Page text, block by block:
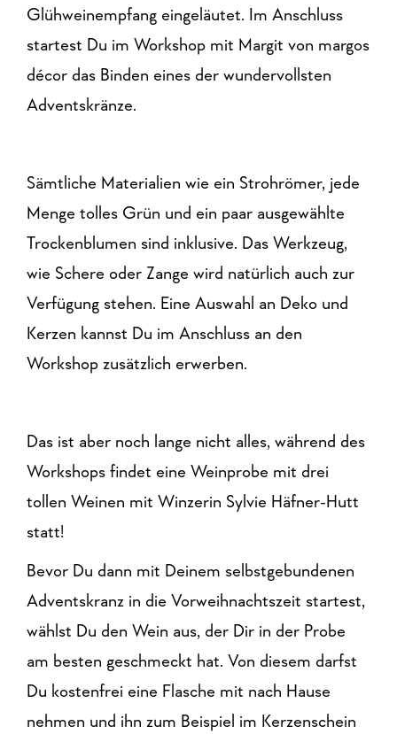
Glühweinempfang eingeläutet. Im Anschluss
startest Du im Workshop mit Margit von margos
décor das Binden eines der wundervollsten
Adventskränze.
Sämtliche Materialien wie ein Strohrömer, jede
Menge tolles Grün und ein paar ausgewählte
Trockenblumen sind inklusive. Das Werkzeug,
wie Schere oder Zange wird natürlich auch zur
Verfügung stehen. Eine Auswahl an Deko und
Kerzen kannst Du im Anschluss an den
Workshop zusätzlich erwerben.
Das ist aber noch lange nicht alles, während des
Workshops findet eine Weinprobe mit drei
tollen Weinen mit Winzerin Sylvie Häfner-Hutt
statt!
Bevor Du dann mit Deinem selbstgebundenen
Adventskranz in die Vorweihnachtszeit startest,
wählst Du den Wein aus, der Dir in der Probe
am besten geschmeckt hat. Von diesem darfst
Du kostenfrei eine Flasche mit nach Hause
nehmen und ihn zum Beispiel im Kerzenschein